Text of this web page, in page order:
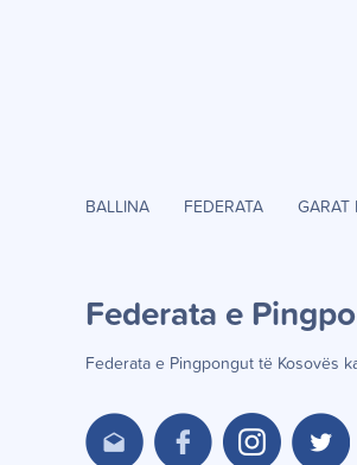
BALLINA FEDERATA GARAT
Federata e
Federata e Pingpongut të Kosovës